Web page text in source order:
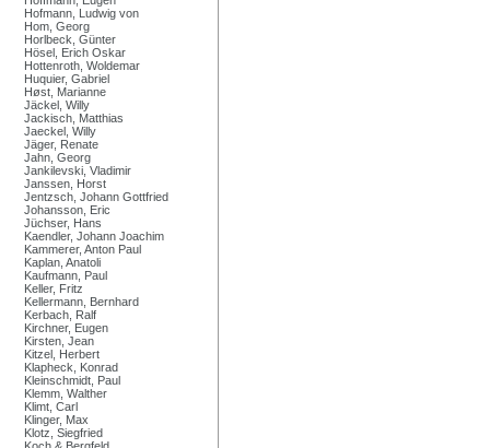
Hofmann, Ludwig von
Hom, Georg
Horlbeck, Günter
Hösel, Erich Oskar
Hottenroth, Woldemar
Huquier, Gabriel
Høst, Marianne
Jäckel, Willy
Jackisch, Matthias
Jaeckel, Willy
Jäger, Renate
Jahn, Georg
Jankilevski, Vladimir
Janssen, Horst
Jentzsch, Johann Gottfried
Johansson, Eric
Jüchser, Hans
Kaendler, Johann Joachim
Kammerer, Anton Paul
Kaplan, Anatoli
Kaufmann, Paul
Keller, Fritz
Kellermann, Bernhard
Kerbach, Ralf
Kirchner, Eugen
Kirsten, Jean
Kitzel, Herbert
Klapheck, Konrad
Kleinschmidt, Paul
Klemm, Walther
Klimt, Carl
Klinger, Max
Klotz, Siegfried